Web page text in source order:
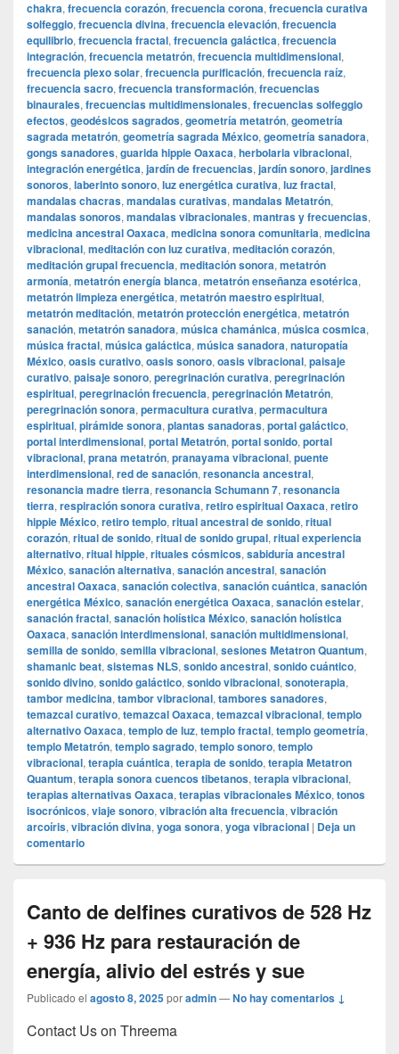
chakra, frecuencia corazón, frecuencia corona, frecuencia curativa
solfeggio, frecuencia divina, frecuencia elevación, frecuencia
equilibrio, frecuencia fractal, frecuencia galáctica, frecuencia
integración, frecuencia metatrón, frecuencia multidimensional,
frecuencia plexo solar, frecuencia purificación, frecuencia raíz,
frecuencia sacro, frecuencia transformación, frecuencias
binaurales, frecuencias multidimensionales, frecuencias solfeggio
efectos, geodésicos sagrados, geometría metatrón, geometría
sagrada metatrón, geometría sagrada México, geometría sanadora,
gongs sanadores, guarida hippie Oaxaca, herbolaria vibracional,
integración energética, jardín de frecuencias, jardín sonoro, jardines
sonoros, laberinto sonoro, luz energética curativa, luz fractal,
mandalas chacras, mandalas curativas, mandalas Metatrón,
mandalas sonoros, mandalas vibracionales, mantras y frecuencias,
medicina ancestral Oaxaca, medicina sonora comunitaria, medicina
vibracional, meditación con luz curativa, meditación corazón,
meditación grupal frecuencia, meditación sonora, metatrón
armonía, metatrón energía blanca, metatrón enseñanza esotérica,
metatrón limpieza energética, metatrón maestro espiritual,
metatrón meditación, metatrón protección energética, metatrón
sanación, metatrón sanadora, música chamánica, música cosmica,
música fractal, música galáctica, música sanadora, naturopatía
México, oasis curativo, oasis sonoro, oasis vibracional, paisaje
curativo, paisaje sonoro, peregrinación curativa, peregrinación
espiritual, peregrinación frecuencia, peregrinación Metatrón,
peregrinación sonora, permacultura curativa, permacultura
espiritual, pirámide sonora, plantas sanadoras, portal galáctico,
portal interdimensional, portal Metatrón, portal sonido, portal
vibracional, prana metatrón, pranayama vibracional, puente
interdimensional, red de sanación, resonancia ancestral,
resonancia madre tierra, resonancia Schumann 7, resonancia
tierra, respiración sonora curativa, retiro espiritual Oaxaca, retiro
hippie México, retiro templo, ritual ancestral de sonido, ritual
corazón, ritual de sonido, ritual de sonido grupal, ritual experiencia
alternativo, ritual hippie, rituales cósmicos, sabiduría ancestral
México, sanación alternativa, sanación ancestral, sanación
ancestral Oaxaca, sanación colectiva, sanación cuántica, sanación
energética México, sanación energética Oaxaca, sanación estelar,
sanación fractal, sanación holística México, sanación holística
Oaxaca, sanación interdimensional, sanación multidimensional,
semilla de sonido, semilla vibracional, sesiones Metatron Quantum,
shamanic beat, sistemas NLS, sonido ancestral, sonido cuántico,
sonido divino, sonido galáctico, sonido vibracional, sonoterapia,
tambor medicina, tambor vibracional, tambores sanadores,
temazcal curativo, temazcal Oaxaca, temazcal vibracional, templo
alternativo Oaxaca, templo de luz, templo fractal, templo geometría,
templo Metatrón, templo sagrado, templo sonoro, templo
vibracional, terapia cuántica, terapia de sonido, terapia Metatron
Quantum, terapia sonora cuencos tibetanos, terapia vibracional,
terapias alternativas Oaxaca, terapias vibracionales México, tonos
isocrónicos, viaje sonoro, vibración alta frecuencia, vibración
arcoíris, vibración divina, yoga sonora, yoga vibracional | Deja un
comentario
Canto de delfines curativos de 528 Hz
+ 936 Hz para restauración de
energía, alivio del estrés y sue
Publicado el agosto 8, 2025poradmin—No hay comentarios ↓
Contact Us on Threema